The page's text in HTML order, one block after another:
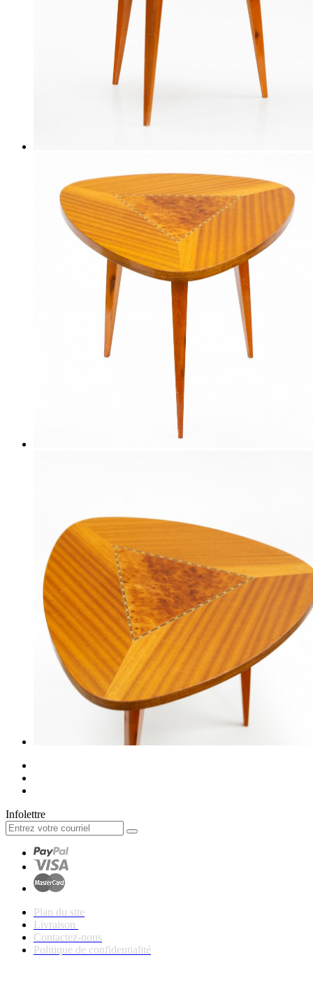
Infolettre
Plan du site
Livraison
Contactez-nous
Politique de confidentialité